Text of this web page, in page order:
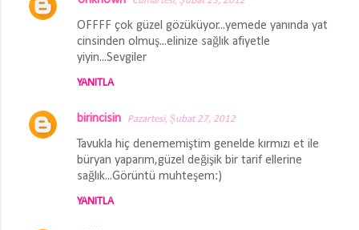
OFFFF çok güzel gözüküyor...yemede yanında yat
cinsinden olmuş...elinize sağlık afiyetle
yiyin...Sevgiler
YANITLA
birincisin Pazartesi, Şubat 27, 2012
Tavukla hiç denememiştim genelde kırmızı et ile
büryan yaparım,güzel değişik bir tarif ellerine
sağlık...Görüntü muhteşem:)
YANITLA